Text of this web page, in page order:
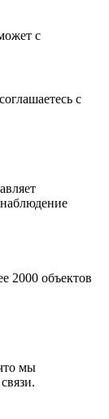
с
с
2000 объектов
мы